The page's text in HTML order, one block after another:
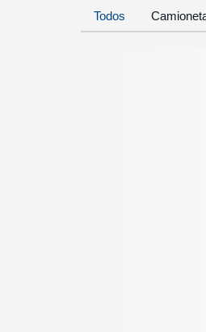
Todos